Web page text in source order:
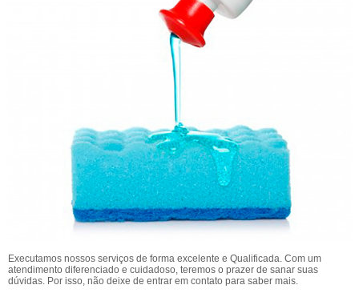
Executamos nossos serviços de forma excelente e Qualificada. Com um
atendimento diferenciado e cuidadoso, teremos o prazer de sanar suas
dúvidas. Por isso, não deixe de entrar em contato para saber mais.